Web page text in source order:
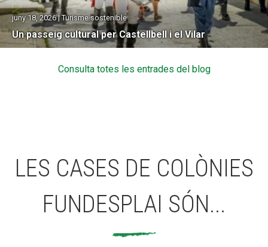
Un passeig cultural per Castellbell i el Vilar
juny 18, 2026 | Turisme sostenible
Consulta totes les entrades del blog
LES CASES DE COLÒNIES
FUNDESPLAI SÓN...